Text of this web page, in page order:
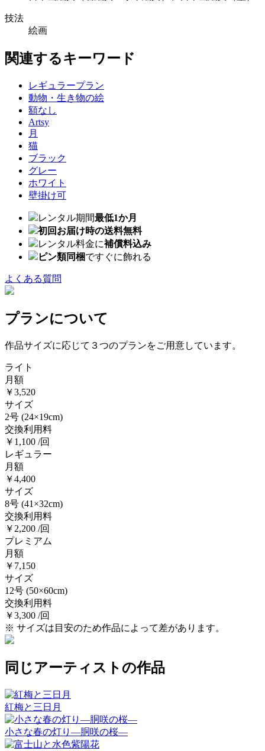
技法
絵画
関連するキーワード
レギュラープラン
動物・生き物の絵
額なし
Artsy
月
猫
ブラック
グレー
ホワイト
壁掛け可
レンタル期間最低1か月
初回お届け時の送料無料
レンタル料金に補償料込み
ピン類同梱ですぐに飾れる
よくある質問
プランについて
作品サイズに応じて３つのプランをご用意しています。
ライト
月額
￥3,520
サイズ
2号 (24×19cm)
交換利用料
￥1,100 /回
レギュラー
月額
￥4,400
サイズ
8号 (41×32cm)
交換利用料
￥2,200 /回
プレミアム
月額
￥7,150
サイズ
12号 (50×60cm)
交換利用料
￥3,300 /回
※ サイズは目安のため作品によって差があります。
同じアーティストの作品
紅梅と三日月
小さな春の灯り―胴咲の桜―